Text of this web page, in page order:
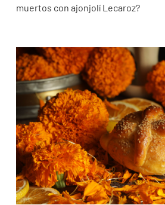
muertos con ajonjolí Lecaroz?